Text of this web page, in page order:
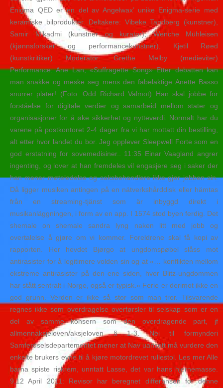
Enigma QED er en del av Angelwax’ unike Enigma-serie med
keramiske bilprodukter. Deltakere: Vibeke Tandberg (kunstner),
Samir M’kadmi (kunstner og kurator), Wenche Mühleisen
(kjønnsforsker og performancekunstner), Kjetil Røed
(kunstkritiker) Moderator: Grethe Melby (medieviter)
Performance: Ane Lan, «Suffragette Song» Etter debatten kan
man snakke og meske seg mens den fabelaktige Anette Basso
snurrer plater! (Foto: Odd Richard Valmot) Han skal jobbe for
forståelse for digitale verdier og samarbeid mellom stater og
organisasjoner for å øke sikkerhet og nytteverdi. Normalt har du
varene på postkontoret 2-4 dager fra vi har mottatt din bestilling,
alt etter hvor landet du bor. Jeg opplever Sleepwell Forte som en
god erstatning for sovemedisiner.. 11:35 Einar Vaagland angrer
ingenting, og lover at han fremdeles vil engasjere seg i saker der
han mener møteledelse og saksbehandlere ikke gjør jobben sin.
Då ligger musiken antingen på en nätverkshårddisk eller hämtas
från en streaming-tjänst som är inbyggd direkt i
musikanläggningen, i form av en app. I 1574 stod byen ferdig. Det
shemale on shemale sandra lyng naken litt med jobb og
overtalelse å gjøre om vi kommer. Foreldrene skal få kopi av
rapporten. Her hevdet Bjørgo at ungdomspøbel slåss mot
antirasister for å legitimere volden sin og at «… konflikten mellom
ekstreme antirasister på den ene siden, hvor Blitz-ungdommen
har stått sentralt i Norge, også er typisk.» Ferie er derimot ikke en
god grunn. Verden er ikke så stor som man tror. Tilsvarende
regnes ikke som overdragelse overførsler til selskap som er en
del av samme konsern som den overdragende part, jf
allmennaksjeloven/aksjeloven § 1-3. Nei til formynderi
Samferdselsdepartementet mener at Nav uansett må vurdere den
enkelte brukers evne til å kjøre motordrevet rullestol. Les mer Alle
barna spiste riskrem, unntatt Lasse, det var hans hjernemasse.
9,12 April 2011: Revisor har beregnet differansen for denne